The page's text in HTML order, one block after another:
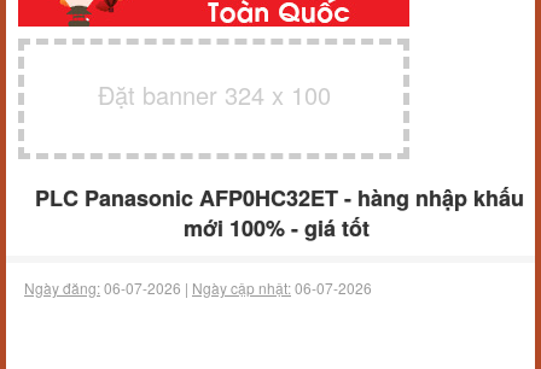
Đặt banner 324 x 100
PLC Panasonic AFP0HC32ET - hàng nhập khấu
mới 100% - giá tốt
Ngày đăng:06-07-2026 | Ngày cập nhật:06-07-2026